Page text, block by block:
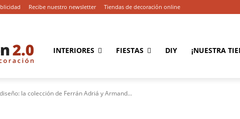
Recibe nuestro newsletter Tiendas de decoración online
INTERIORES FIESTAS DIY ¡NUESTRA
la colección de Ferrán Adriá y Armand...